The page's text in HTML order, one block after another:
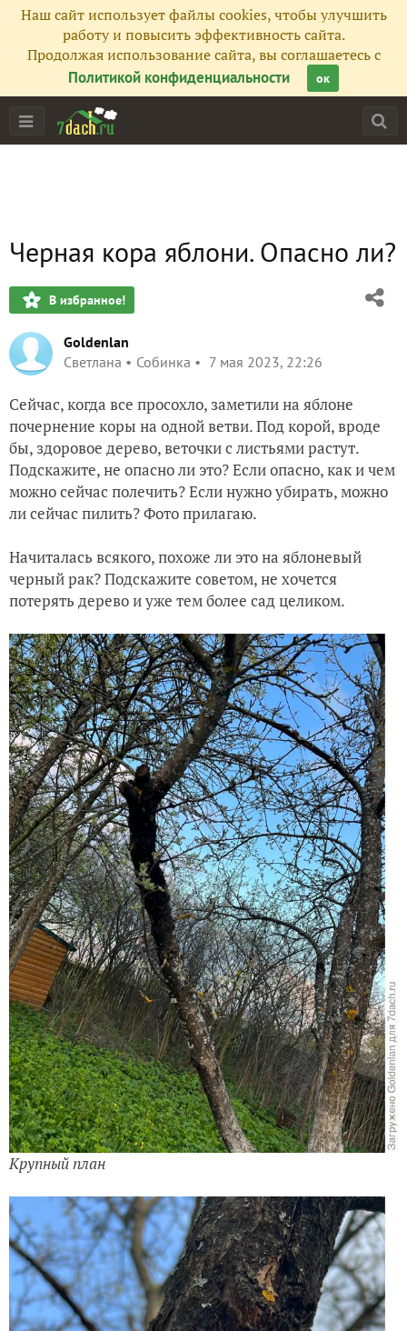
Наш сайт использует файлы cookies, чтобы улучшить
работу и повысить эффективность сайта.
Продолжая использование сайта, вы соглашаетесь с
Политикой конфиденциальности
ок
Черная кора яблони. Опасно ли?
В избранное!
Goldenlan
Светлана
Собинка 7 мая 2023, 22:26
Сейчас, когда все просохло, заметили на яблоне
почернение коры на одной ветви. Под корой, вроде
бы, здоровое дерево, веточки с листьями растут.
Подскажите, не опасно ли это? Если опасно, как и чем
можно сейчас полечить? Если нужно убирать, можно
ли сейчас пилить? Фото прилагаю.
Начиталась всякого, похоже ли это на яблоневый
черный рак? Подскажите советом, не хочется
потерять дерево и уже тем более сад целиком.
Крупный план